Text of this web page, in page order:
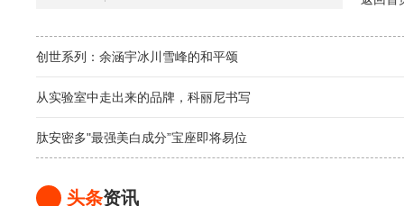
创世系列：余涵宇冰川雪峰的和平颂
从实验室中走出来的品牌，科丽尼书写
肽安密多"最强美白成分”宝座即将易位
头条资讯